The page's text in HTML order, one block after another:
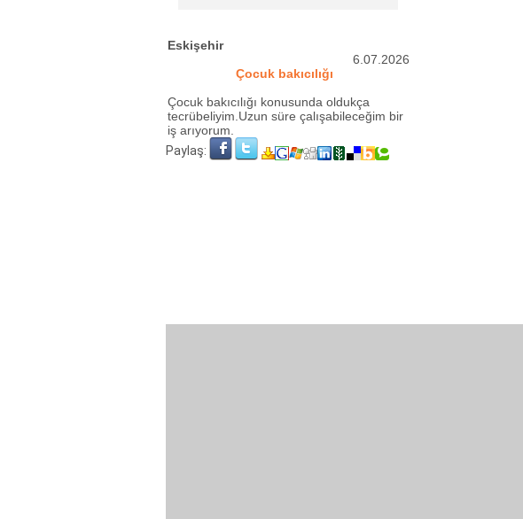
Eskişehir
6.07.2026
Çocuk bakıcılığı
Çocuk bakıcılığı konusunda oldukça
tecrübeliyim.Uzun süre çalışabileceğim bir
iş arıyorum.
Paylaş: